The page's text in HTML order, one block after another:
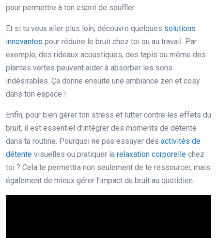
pour permettre à ton esprit de souffler.
Et si tu veux aller plus loin, découvre quelques solutions
innovantes pour réduire le bruit chez toi ou au travail. Par
exemple, des rideaux acoustiques, des tapis ou même des
plantes vertes peuvent aider à absorber les sons
indésirables. Ça donne ensuite une ambiance zen et cosy
dans ton espace !
Enfin, pour bien gérer ton stress et lutter contre les effets du
bruit, il est essentiel d’intégrer des moments de détente
dans ta routine. Pourquoi ne pas essayer des activités de
détente visuelles ou pratiquer la relaxation corporelle chez
toi ? Cela te permettra non seulement de te ressourcer, mais
également de mieux gérer l’impact du bruit au quotidien.